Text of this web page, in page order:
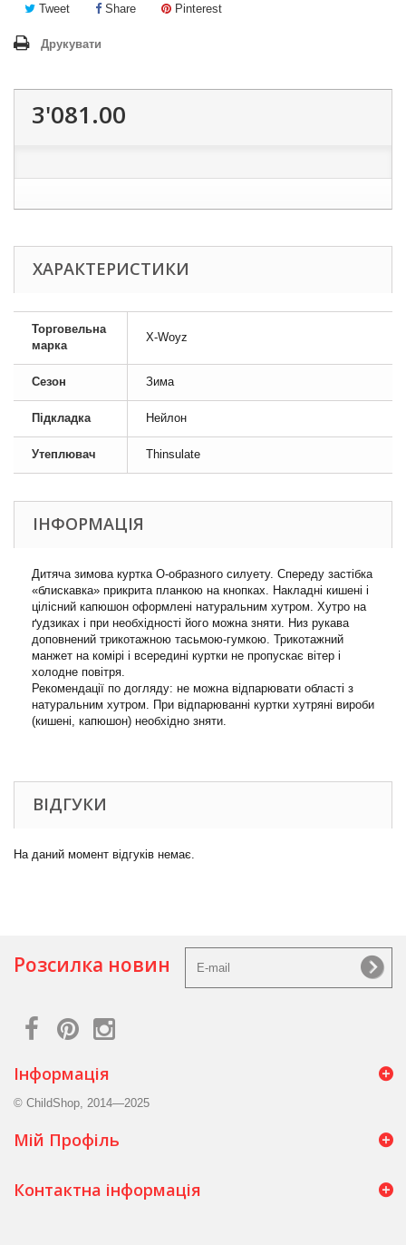
Tweet Share Pinterest
Друкувати
3'081.00
ХАРАКТЕРИСТИКИ
Торговельна
марка
X-Woyz
Сезон Зима
Підкладка Нейлон
Утеплювач Thinsulate
ІНФОРМАЦІЯ
Дитяча зимова куртка О-образного силуету. Спереду застібка
«блискавка» прикрита планкою на кнопках. Накладні кишені і
цілісний капюшон оформлені натуральним хутром. Хутро на
ґудзиках і при необхідності його можна зняти. Низ рукава
доповнений трикотажною тасьмою-гумкою. Трикотажний
манжет на комірі і всередині куртки не пропускає вітер і
холодне повітря.
Рекомендації по догляду: не можна відпарювати області з
натуральним хутром. При відпарюванні куртки хутряні вироби
(кишені, капюшон) необхідно зняти.
ВІДГУКИ
На даний момент відгуків немає.
Розсилка новин
Інформація
© ChildShop, 2014—2025
Мій Профіль
Контактна інформація